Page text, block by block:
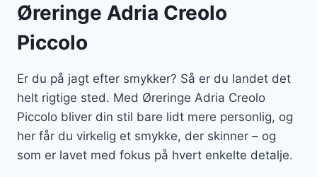
Øreringe Adria Creolo
Piccolo
Er du på jagt efter smykker? Så er du landet det
helt rigtige sted. Med Øreringe Adria Creolo
Piccolo bliver din stil bare lidt mere personlig, og
her får du virkelig et smykke, der skinner – og
som er lavet med fokus på hvert enkelte detalje.